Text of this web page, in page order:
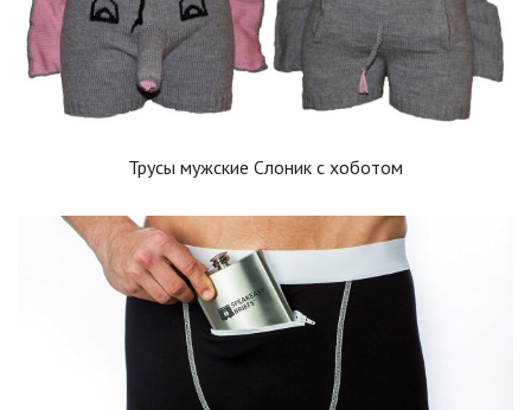
Трусы мужские Слоник с хоботом